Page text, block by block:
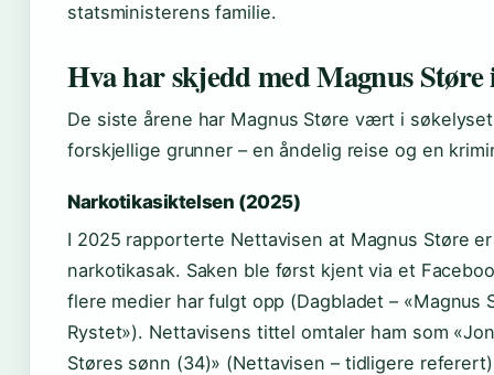
statsministerens familie.
Hva har skjedd med Magnus Støre
De siste årene har Magnus Støre vært i
forskjellige grunner – en åndelig reise og en
Narkotikasiktelsen (2025)
I 2025 rapporterte Nettavisen at Magnus Støre
narkotikasak. Saken ble først kjent via et
flere medier har fulgt opp (Dagbladet – «Magnus
Rystet»). Nettavisens tittel omtaler ham som
Støres sønn (34)» (Nettavisen – tidligere